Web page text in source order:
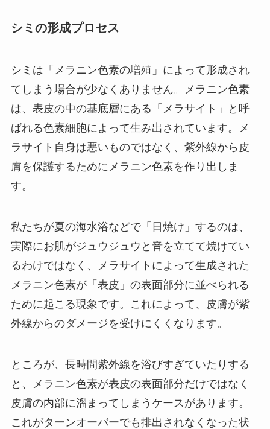
シミの形成プロセス
シミは「メラニン色素の増殖」によって形成され
てしまう場合が少なくありません。メラニン色素
は、表皮の中の基底層にある「メラサイト」と呼
ばれる色素細胞によって生み出されています。メ
ラサイト自身は悪いものではなく、紫外線から皮
膚を保護するためにメラニン色素を作り出しま
す。
私たちが夏の海水浴などで「日焼け」するのは、
実際にお肌がジュウジュウと音を立てて焼けてい
るわけではなく、メラサイトによって生成された
メラニン色素が「表皮」の表面部分に並べられる
ために起こる現象です。これによって、皮膚が紫
外線からのダメージを受けにくくなります。
ところが、長時間紫外線を浴びすぎていたりする
と、メラニン色素が表皮の表面部分だけではなく
皮膚の内部に溜まってしまうケースがあります。
これがターンオーバーでも排出されなくなった状